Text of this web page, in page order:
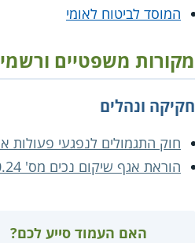
המוסד לביטוח לאומי
מקורות משפטיים
חקיקה ונהלים
חוק התגמולים לנפגעי פעולות
הוראת אגף שיקום נכים מס' 80.24
האם העמוד סייע לכם?